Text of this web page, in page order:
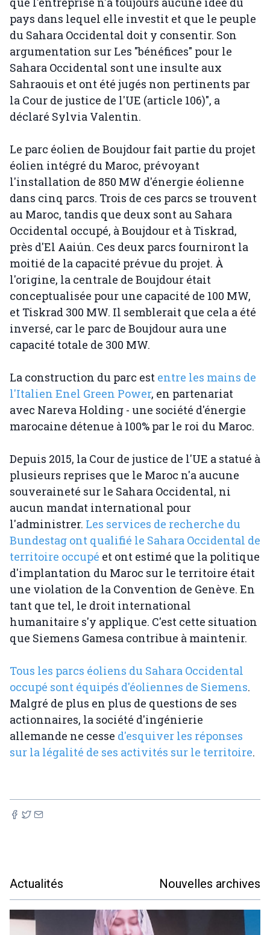
pays dans lequel elle investit et que le peuple
du Sahara Occidental doit y consentir. Son
argumentation sur Les "bénéfices" pour le
Sahara Occidental sont une insulte aux
Sahraouis et ont été jugés non pertinents par
la Cour de justice de l'UE (article 106)", a
déclaré Sylvia Valentin.
Le parc éolien de Boujdour fait partie du projet
éolien intégré du Maroc, prévoyant
l'installation de 850 MW d'énergie éolienne
dans cinq parcs. Trois de ces parcs se trouvent
au Maroc, tandis que deux sont au Sahara
Occidental occupé, à Boujdour et à Tiskrad,
près d'El Aaiún. Ces deux parcs fourniront la
moitié de la capacité prévue du projet. À
l'origine, la centrale de Boujdour était
conceptualisée pour une capacité de 100 MW,
et Tiskrad 300 MW. Il semblerait que cela a été
inversé, car le parc de Boujdour aura une
capacité totale de 300 MW.
La construction du parc est entre les mains de
l'Italien Enel Green Power, en partenariat
avec Nareva Holding - une société d'énergie
marocaine détenue à 100% par le roi du Maroc.
Depuis 2015, la Cour de justice de l'UE a statué à
plusieurs reprises que le Maroc n'a aucune
souveraineté sur le Sahara Occidental, ni
aucun mandat international pour
l'administrer. Les services de recherche du
Bundestag ont qualifié le Sahara Occidental de
territoire occupé et ont estimé que la politique
d'implantation du Maroc sur le territoire était
une violation de la Convention de Genève. En
tant que tel, le droit international
humanitaire s'y applique. C'est cette situation
que Siemens Gamesa contribue à maintenir.
Tous les parcs éoliens du Sahara Occidental
occupé sont équipés d'éoliennes de Siemens.
Malgré de plus en plus de questions de ses
actionnaires, la société d'ingénierie
allemande ne cesse d'esquiver les réponses
sur la légalité de ses activités sur le territoire.
Actualités Nouvelles archives